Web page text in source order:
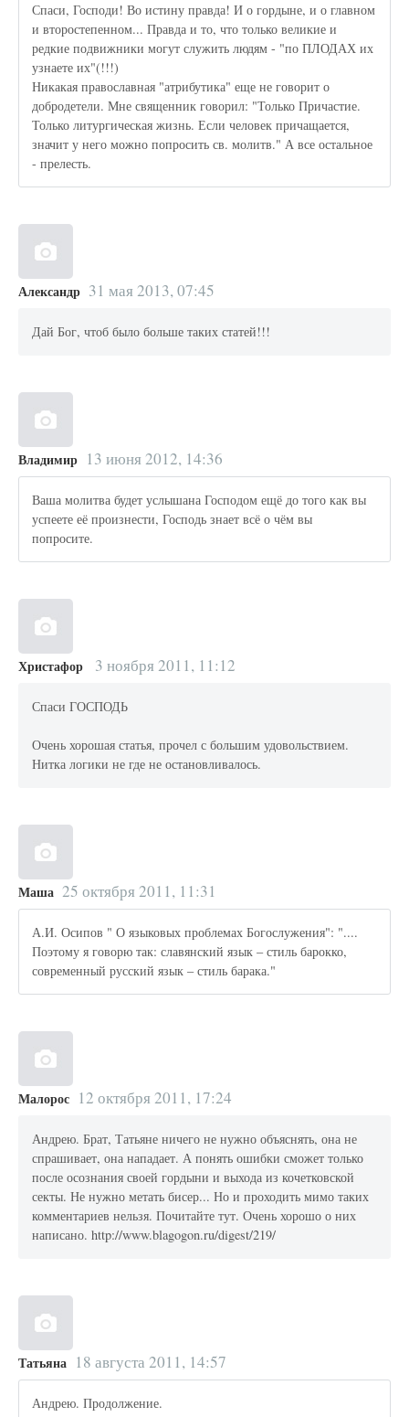
Спаси, Господи! Во истину правда! И о гордыне, и о главном
и второстепенном... Правда и то, что только великие и
редкие подвижники могут служить людям - "по ПЛОДАХ их
узнаете их"(!!!)
Никакая православная "атрибутика" еще не говорит о
добродетели. Мне священник говорил: "Только Причастие.
Только литургическая жизнь. Если человек причащается,
значит у него можно попросить св. молитв." А все остальное
- прелесть.
Александр 31 мая 2013, 07:45
Дай Бог, чтоб было больше таких статей!!!
Владимир 13 июня 2012, 14:36
Ваша молитва будет услышана Господом ещё до того как вы
успеете её произнести, Господь знает всё о чём вы
попросите.
Христафор 3 ноября 2011, 11:12
Спаси ГОСПОДЬ
Очень хорошая статья, прочел с большим удовольствием.
Нитка логики не где не остановливалось.
Маша 25 октября 2011, 11:31
А.И. Осипов " О языковых проблемах Богослужения": "....
Поэтому я говорю так: славянский язык – стиль барокко,
современный русский язык – стиль барака."
Малорос 12 октября 2011, 17:24
Андрею. Брат, Татьяне ничего не нужно объяснять, она не
спрашивает, она нападает. А понять ошибки сможет только
после осознания своей гордыни и выхода из кочетковской
секты. Не нужно метать бисер... Но и проходить мимо таких
комментариев нельзя. Почитайте тут. Очень хорошо о них
написано. http://www.blagogon.ru/digest/219/
Татьяна 18 августа 2011, 14:57
Андрею. Продолжение.